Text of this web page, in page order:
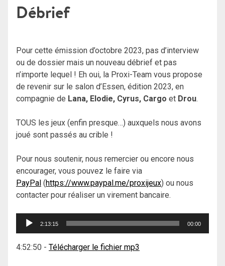
Débrief
Pour cette émission d’octobre 2023, pas d’interview
ou de dossier mais un nouveau débrief et pas
n’importe lequel ! Eh oui, la Proxi-Team vous propose
de revenir sur le salon d’Essen, édition 2023, en
compagnie de Lana, Elodie, Cyrus, Cargo et Drou.
TOUS les jeux (enfin presque…) auxquels nous avons
joué sont passés au crible !
Pour nous soutenir, nous remercier ou encore nous
encourager, vous pouvez le faire via
PayPal (https://www.paypal.me/proxijeux) ou nous
contacter pour réaliser un virement bancaire.
Lecteur
2:13:15 00:00
4:52:50 - Télécharger le fichier mp3